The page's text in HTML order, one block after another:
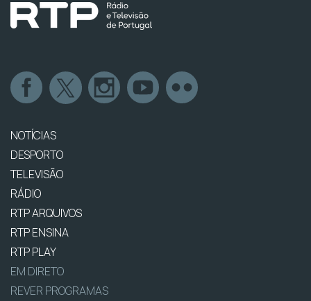
NOTÍCIAS
DESPORTO
TELEVISÃO
RÁDIO
RTP ARQUIVOS
RTP ENSINA
RTP PLAY
EM DIRETO
REVER PROGRAMAS